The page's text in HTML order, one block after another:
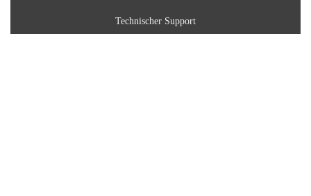
Technischer Support